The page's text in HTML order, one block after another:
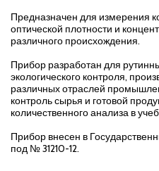
Предназначен для измерения
оптической плотности и
различного происхождения.
Прибор разработан для
экологического контроля,
различных отраслей
контроль сырья и готовой
количественного анализа в
Прибор внесен в
под № 31210-12.